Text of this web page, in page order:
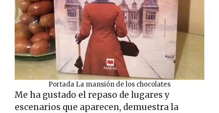
Portada La mansión de los chocolates
Me ha gustado el repaso de lugares y
escenarios que aparecen, demuestra la